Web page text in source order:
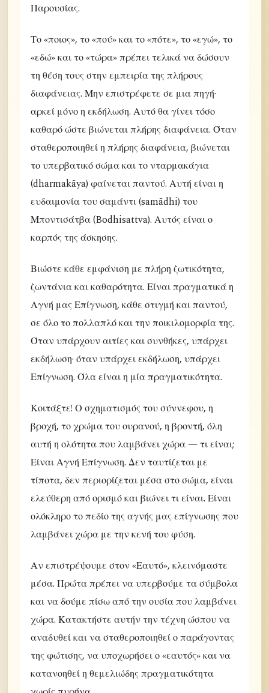
Παρουσίας.
Το «ποιος», το «πού» και το «πότε», το «εγώ», το
«εδώ» και το «τώρα» πρέπει τελικά να δώσουν
τη θέση τους στην εμπειρία της πλήρους
διαφάνειας. Μην επιστρέφετε σε μια πηγή·
αρκεί μόνο η εκδήλωση. Αυτό θα γίνει τόσο
καθαρό ώστε βιώνεται πλήρης διαφάνεια. Όταν
σταθεροποιηθεί η πλήρης διαφάνεια, βιώνεται
το υπερβατικό σώμα και το νταρμακάγια
(dharmakāya) φαίνεται παντού. Αυτή είναι η
ευδαιμονία του σαμάντι (samādhi) του
Μποντισάτβα (Bodhisattva). Αυτός είναι ο
καρπός της άσκησης.
Βιώστε κάθε εμφάνιση με πλήρη ζωτικότητα,
ζωντάνια και καθαρότητα. Είναι πραγματικά η
Αγνή μας Επίγνωση, κάθε στιγμή και παντού,
σε όλο το πολλαπλό και την ποικιλομορφία της.
Όταν υπάρχουν αιτίες και συνθήκες, υπάρχει
εκδήλωση· όταν υπάρχει εκδήλωση, υπάρχει
Επίγνωση. Όλα είναι η μία πραγματικότητα.
Κοιτάξτε! Ο σχηματισμός του σύννεφου, η
βροχή, το χρώμα του ουρανού, η βροντή, όλη
αυτή η ολότητα που λαμβάνει χώρα — τι είναι;
Είναι Αγνή Επίγνωση. Δεν ταυτίζεται με
τίποτα, δεν περιορίζεται μέσα στο σώμα, είναι
ελεύθερη από ορισμό και βιώνει τι είναι. Είναι
ολόκληρο το πεδίο της αγνής μας επίγνωσης που
λαμβάνει χώρα με την κενή του φύση.
Αν επιστρέψουμε στον «Εαυτό», κλεινόμαστε
μέσα. Πρώτα πρέπει να υπερβούμε τα σύμβολα
και να δούμε πίσω από την ουσία που λαμβάνει
χώρα. Κατακτήστε αυτήν την τέχνη ώσπου να
αναδυθεί και να σταθεροποιηθεί ο παράγοντας
της φώτισης, να υποχωρήσει ο «εαυτός» και να
κατανοηθεί η θεμελιώδης πραγματικότητα